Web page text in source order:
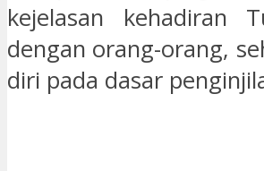
kejelasan kehadiran
dengan orang-orang,
diri pada dasar